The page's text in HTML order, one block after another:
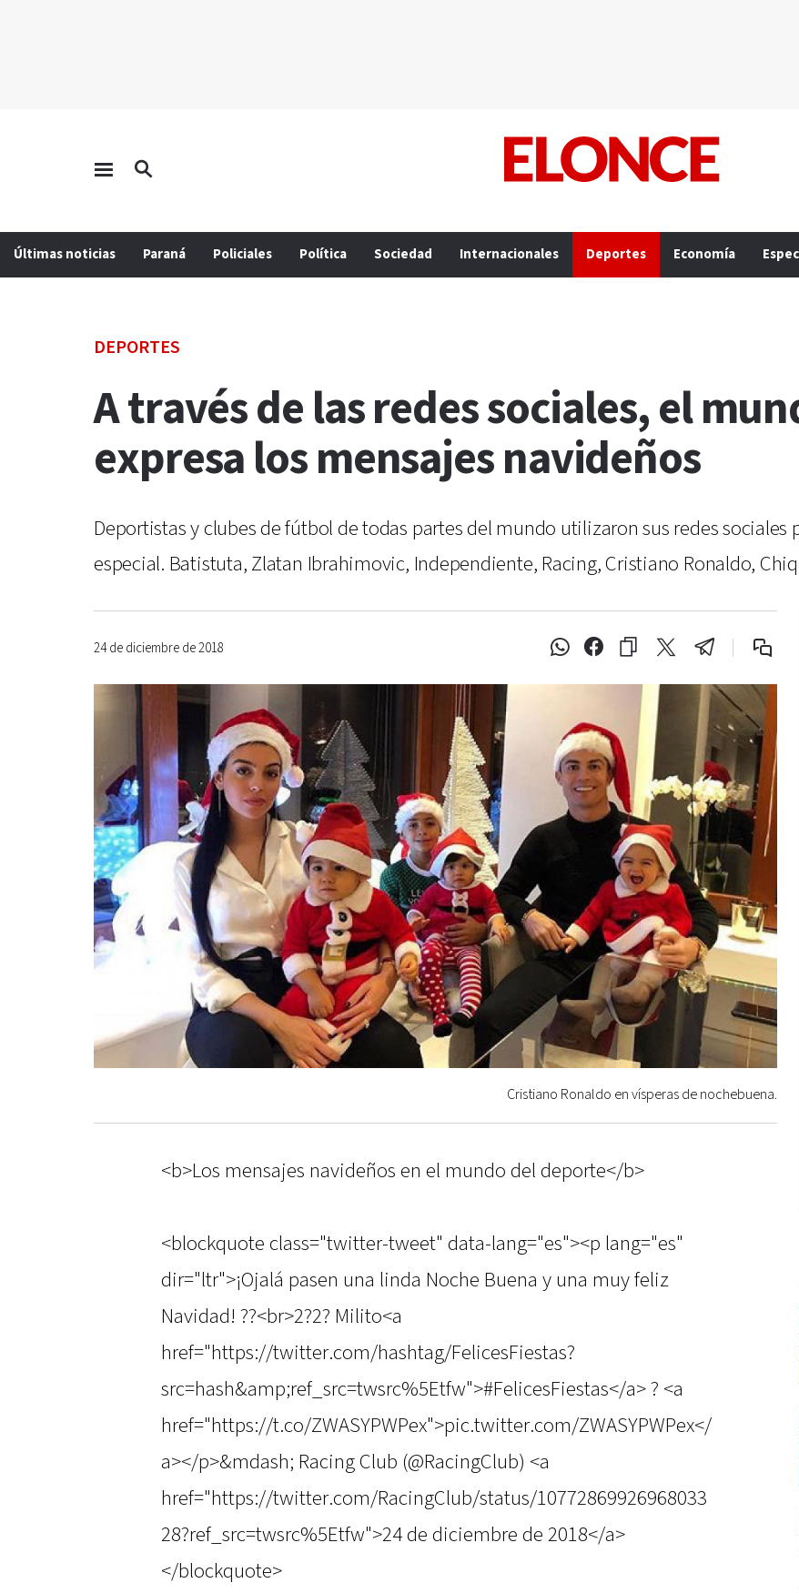
Últimas noticias Paraná Policiales Política Sociedad Internacionales Deportes Economía
DEPORTES
A través de las redes sociales, el
expresa los mensajes navideños
Deportistas y clubes de fútbol de todas partes del mundo utilizaron sus redes sociales
especial. Batistuta, Zlatan Ibrahimovic, Independiente, Racing, Cristiano Ronaldo,
24 de diciembre de 2018
Cristiano Ronaldo en vísperas de nochebuena.
<b>Los mensajes navideños en el mundo del deporte</b>
<blockquote class="twitter-tweet" data-lang="es"><p lang="es"
dir="ltr">¡Ojalá pasen una linda Noche Buena y una muy feliz
Navidad! ??<br>2?2? Milito<a
href="https://twitter.com/hashtag/FelicesFiestas?
src=hash&amp;ref_src=twsrc%5Etfw">#FelicesFiestas</a> ? <a
href="https://t.co/ZWASYPWPex">pic.twitter.com/ZWASYPWPex</
a></p>&mdash; Racing Club (@RacingClub) <a
href="https://twitter.com/RacingClub/status/10772869926968033
28?ref_src=twsrc%5Etfw">24 de diciembre de 2018</a>
</blockquote>